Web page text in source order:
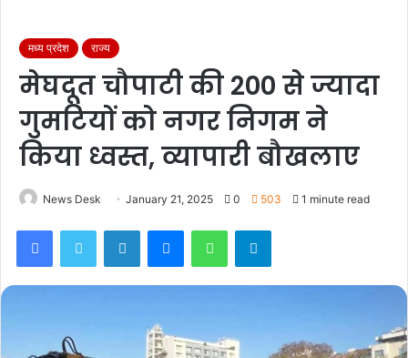
मध्य प्रदेश राज्य
मेघदूत चौपाटी की 200 से ज्यादा
गुमटियों को नगर निगम ने
किया ध्वस्त, व्यापारी बौखलाए
News Desk January 21, 2025 0 503 1 minute read